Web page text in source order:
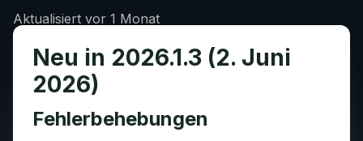
Aktualisiert vor 1 Monat
Neu in 2026.1.3 (2. Juni
2026)
Fehlerbehebungen